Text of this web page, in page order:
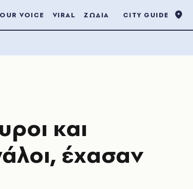
VOICE VIRAL ΖΩΔΙΑ CITY GUIDE
και
έxασαν